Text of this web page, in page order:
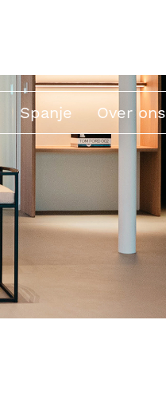
Spanje Over ons